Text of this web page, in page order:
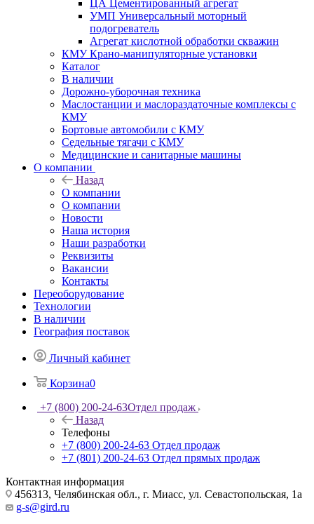
ЦА Цементированный агрегат
УМП Универсальный моторный
подогреватель
Агрегат кислотной обработки скважин
КМУ Крано-манипуляторные установки
Каталог
В наличии
Дорожно-уборочная техника
Маслостанции и маслораздаточные комплексы с
КМУ
Бортовые автомобили с КМУ
Седельные тягачи с КМУ
Медицинские и санитарные машины
О компании
Назад
О компании
О компании
Новости
Наша история
Наши разработки
Реквизиты
Вакансии
Контакты
Переоборудование
Технологии
В наличии
География поставок
Личный кабинет
Корзина0
+7 (800) 200-24-63Отдел продаж
Назад
Телефоны
+7 (800) 200-24-63 Отдел продаж
+7 (801) 200-24-63 Отдел прямых продаж
Контактная информация
456313, Челябинская обл., г. Миасс, ул. Севастопольская, 1а
g-s@gird.ru